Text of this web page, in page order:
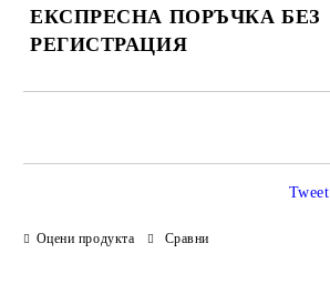
ЕКСПРЕСНА ПОРЪЧКА БЕЗ
РЕГИСТРАЦИЯ
Оцени продукта Сравни
Tweet